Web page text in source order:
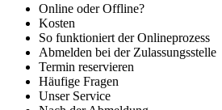
Online oder Offline?
Kosten
So funktioniert der Onlineprozess
Abmelden bei der Zulassungsstelle
Termin reservieren
Häufige Fragen
Unser Service